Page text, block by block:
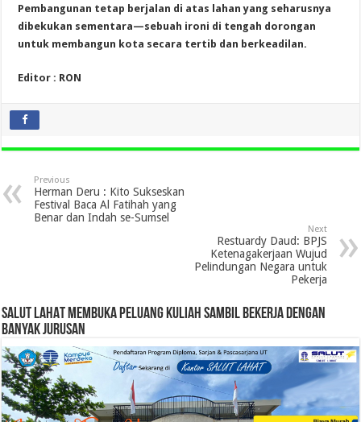
Pembangunan tetap berjalan di atas lahan yang seharusnya
dibekukan sementara—sebuah ironi di tengah dorongan
untuk membangun kota secara tertib dan berkeadilan.
Editor : RON
Previous
Herman Deru : Kito Sukseskan
Festival Baca Al Fatihah yang
Benar dan Indah se-Sumsel
Next
Restuardy Daud: BPJS
Ketenagakerjaan Wujud
Pelindungan Negara untuk
Pekerja
SALUT LAHAT MEMBUKA PELUANG KULIAH SAMBIL BEKERJA DENGAN
BANYAK JURUSAN